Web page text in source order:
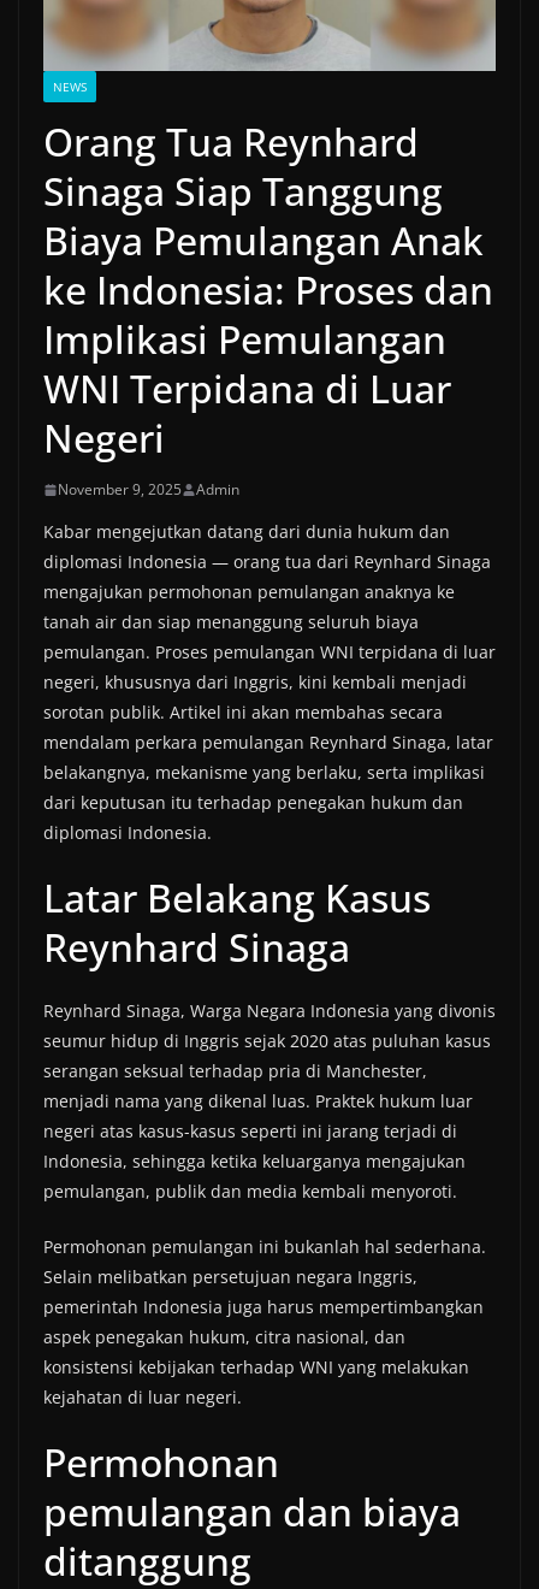
NEWS
Orang Tua Reynhard
Sinaga Siap Tanggung
Biaya Pemulangan Anak
ke Indonesia: Proses dan
Implikasi Pemulangan
WNI Terpidana di Luar
Negeri
November 9, 2025 Admin
Kabar mengejutkan datang dari dunia hukum dan
diplomasi Indonesia — orang tua dari Reynhard Sinaga
mengajukan permohonan pemulangan anaknya ke
tanah air dan siap menanggung seluruh biaya
pemulangan. Proses pemulangan WNI terpidana di luar
negeri, khususnya dari Inggris, kini kembali menjadi
sorotan publik. Artikel ini akan membahas secara
mendalam perkara pemulangan Reynhard Sinaga, latar
belakangnya, mekanisme yang berlaku, serta implikasi
dari keputusan itu terhadap penegakan hukum dan
diplomasi Indonesia.
Latar Belakang Kasus
Reynhard Sinaga
Reynhard Sinaga, Warga Negara Indonesia yang divonis
seumur hidup di Inggris sejak 2020 atas puluhan kasus
serangan seksual terhadap pria di Manchester,
menjadi nama yang dikenal luas. Praktek hukum luar
negeri atas kasus-kasus seperti ini jarang terjadi di
Indonesia, sehingga ketika keluarganya mengajukan
pemulangan, publik dan media kembali menyoroti.
Permohonan pemulangan ini bukanlah hal sederhana.
Selain melibatkan persetujuan negara Inggris,
pemerintah Indonesia juga harus mempertimbangkan
aspek penegakan hukum, citra nasional, dan
konsistensi kebijakan terhadap WNI yang melakukan
kejahatan di luar negeri.
Permohonan
pemulangan dan biaya
ditanggung